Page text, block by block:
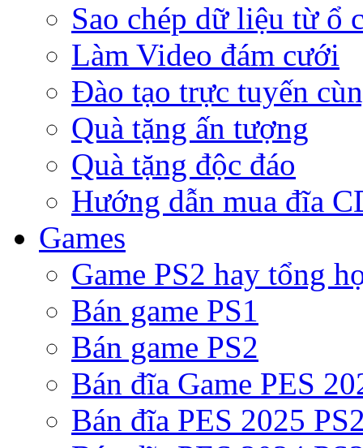
Sao chép dữ liệu từ ổ
Làm Video đám cưới
Đào tạo trực tuyến
Quà tặng ấn tượng
Quà tặng độc đáo
Hướng dẫn mua đĩa
Games
Game PS2 hay tổng
Bán game PS1
Bán game PS2
Bán đĩa Game PES
Bán đĩa PES 2025